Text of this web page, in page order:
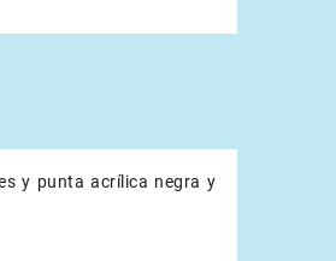
y punta acrílica negra y